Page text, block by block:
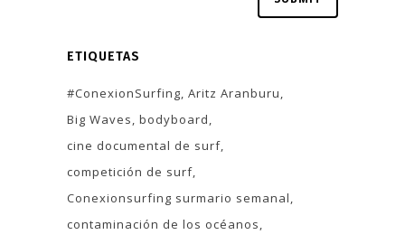
ETIQUETAS
#ConexionSurfing Aritz Aranburu
Big Waves bodyboard
cine documental de surf
competición de surf
Conexionsurfing surmario semanal
contaminación de los océanos